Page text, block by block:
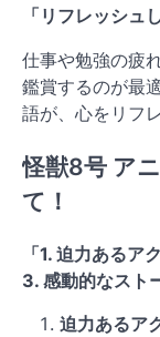
「リフレッシュ
仕事や勉強の疲
鑑賞するのが最
語が、心をリフ
怪獣8号 ア
て！
「1. 迫力あるア
3. 感動的なスト
迫力あるア